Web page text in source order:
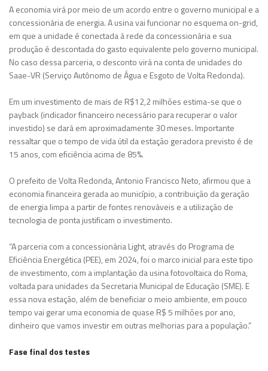
A economia virá por meio de um acordo entre o governo municipal e a
concessionária de energia. A usina vai funcionar no esquema on-grid,
em que a unidade é conectada à rede da concessionária e sua
produção é descontada do gasto equivalente pelo governo municipal.
No caso dessa parceria, o desconto virá na conta de unidades do
Saae-VR (Serviço Autônomo de Água e Esgoto de Volta Redonda).
Em um investimento de mais de R$12,2 milhões estima-se que o
payback (indicador financeiro necessário para recuperar o valor
investido) se dará em aproximadamente 30 meses. Importante
ressaltar que o tempo de vida útil da estação geradora previsto é de
15 anos, com eficiência acima de 85%.
O prefeito de Volta Redonda, Antonio Francisco Neto, afirmou que a
economia financeira gerada ao município, a contribuição da geração
de energia limpa a partir de fontes renováveis e a utilização de
tecnologia de ponta justificam o investimento.
“A parceria com a concessionária Light, através do Programa de
Eficiência Energética (PEE), em 2024, foi o marco inicial para este tipo
de investimento, com a implantação da usina fotovoltaica do Roma,
voltada para unidades da Secretaria Municipal de Educação (SME). E
essa nova estação, além de beneficiar o meio ambiente, em pouco
tempo vai gerar uma economia de quase R$ 5 milhões por ano,
dinheiro que vamos investir em outras melhorias para a população.”
Fase final dos testes